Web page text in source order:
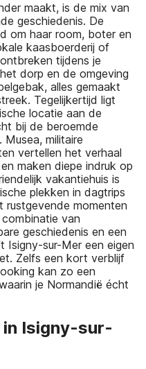
maakt, is de mix van
geschiedenis. De
om haar room, boter en
kaasboerderij of
tijdens je
dorp en de omgeving
alles gemaakt
Tegelijkertijd ligt
locatie aan de
bij de beroemde
militaire
vertellen het verhaal
maken diepe indruk op
vakantiehuis is
plekken in dagtrips
rustgevende momenten
van
geschiedenis en een
Isigny-sur-Mer een eigen
Zelfs een kort verblijf
kan zo een
je Normandië écht
in Isigny-sur-